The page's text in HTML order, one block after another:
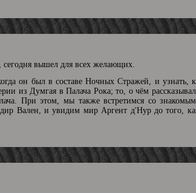
вышел для всех желающих.
он был в составе Ночных Стражей, и узнать,
из Думгая в Палача Рока; то, о чём
При этом, мы также встретимся со
Вален, и увидим мир Аргент д'Нур до того,